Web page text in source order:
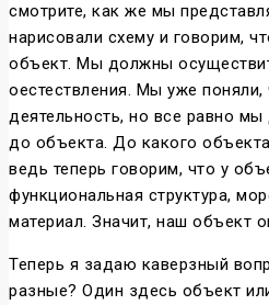
смотрите, как же мы
нарисовали схему и говорим,
объект. Мы должны
оестествления. Мы уже поняли,
деятельность, но все равно
до объекта. До какого
ведь теперь говорим, что у
функциональная структура,
материал. Значит, наш объект
Теперь я задаю каверзный
разные? Один здесь объект